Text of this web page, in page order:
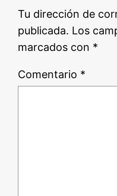
Tu dirección de
publicada. Los
marcados con *
Comentario *